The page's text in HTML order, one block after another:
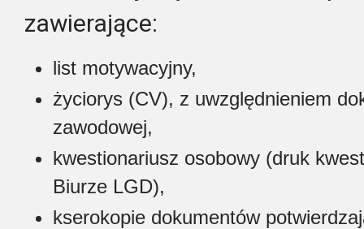
zawierające:
list motywacyjny,
życiorys (CV), z uwzględnieniem
zawodowej,
kwestionariusz osobowy (druk
Biurze LGD),
kserokopie dokumentów